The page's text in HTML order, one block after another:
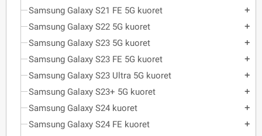
Samsung Galaxy S21 FE 5G kuoret add
Samsung Galaxy S22 5G kuoret add
Samsung Galaxy S23 5G kuoret add
Samsung Galaxy S23 FE 5G kuoret add
Samsung Galaxy S23 Ultra 5G kuoret add
Samsung Galaxy S23+ 5G kuoret add
Samsung Galaxy S24 kuoret add
Samsung Galaxy S24 FE kuoret add